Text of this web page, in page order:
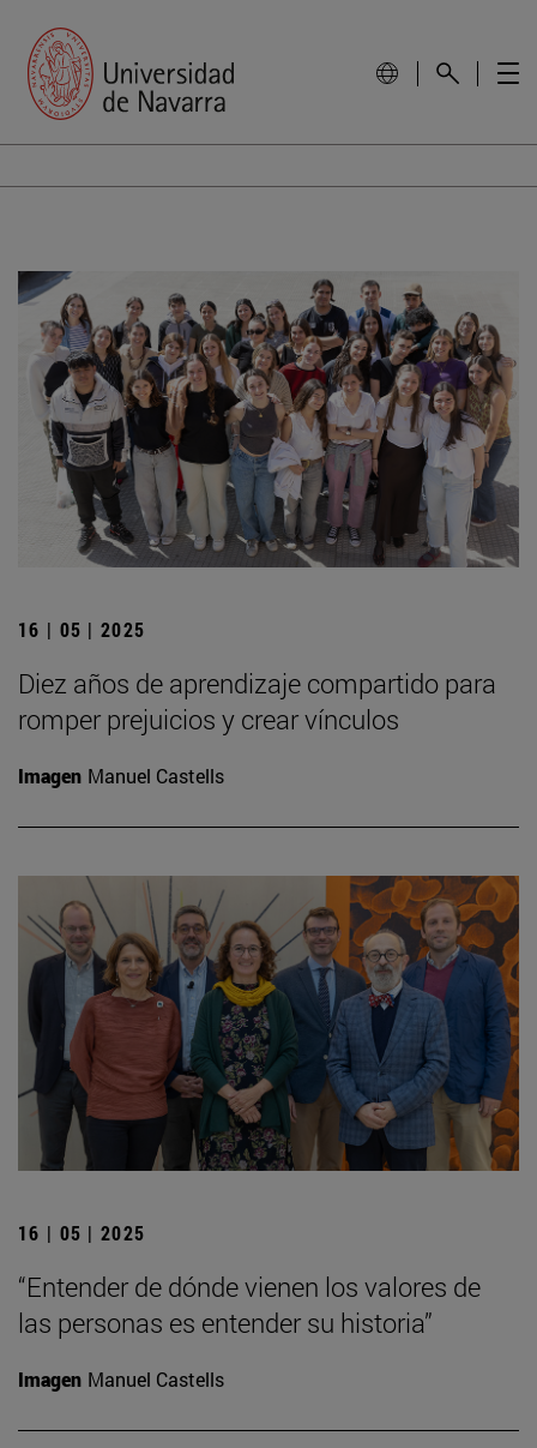
16 | 05 | 2025
Diez años de aprendizaje compartido para
romper prejuicios y crear vínculos
Imagen Manuel Castells
16 | 05 | 2025
“Entender de dónde vienen los valores de
las personas es entender su historia”
Imagen Manuel Castells